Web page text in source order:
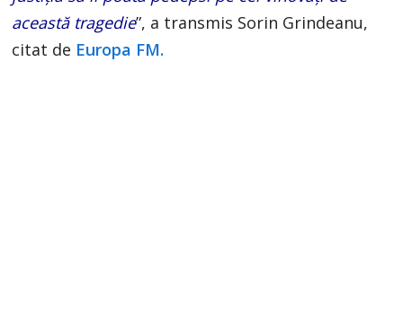
această tragedie”, a transmis Sorin Grindeanu,
citat de Europa FM.